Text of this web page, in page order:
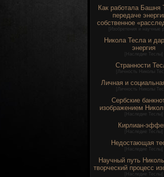
Как работала Башня
передаче
собственное
Изобретения и научные
Никола Тесла и
энергия
Наследие Теслы]
Странности
Личность Николы
Личная и
Личность Николы
Сербские
изображением
Наследие Теслы]
Кирлиан-
Наследие Теслы]
Недостающая
Наследие Теслы]
Научный путь
творческий процесс
Наследие Теслы]